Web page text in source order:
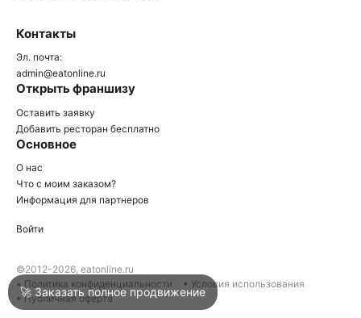
Войти
Написать в техподдержку
Контакты
Эл. почта:
admin@eatonline.ru
Открыть франшизу
Оставить заявку
Добавить ресторан бесплатно
Основное
О нас
Что с моим заказом?
Информация для партнеров
Войти
©2012-2026, eatonline.ru
• Политика конфиденциальности
• Условия использования
• Публичная оферта
🚀 Заказать полное продвижение